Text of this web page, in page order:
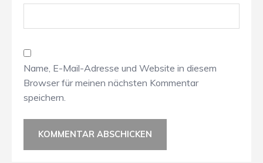
Name, E-Mail-Adresse und Website in diesem
Browser für meinen nächsten Kommentar
speichern.